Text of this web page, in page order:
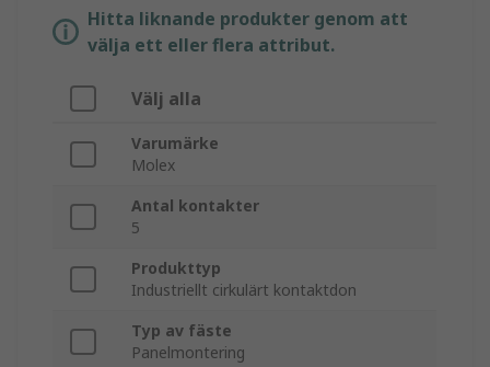
Hitta liknande produkter genom att
välja ett eller flera attribut.
Välj alla
Varumärke
Molex
Antal kontakter
5
Produkttyp
Industriellt cirkulärt kontaktdon
Typ av fäste
Panelmontering